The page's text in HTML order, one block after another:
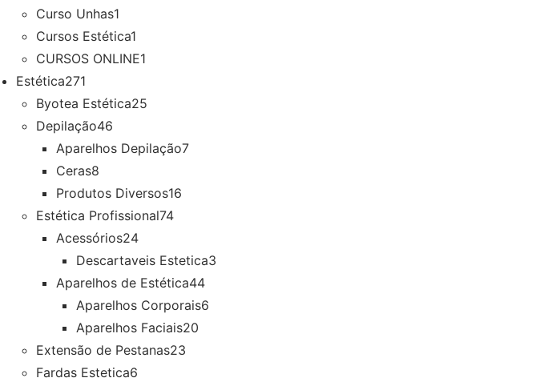
Curso Unhas1
Cursos Estética1
CURSOS ONLINE1
Estética271
Byotea Estética25
Depilação46
Aparelhos Depilação7
Ceras8
Produtos Diversos16
Estética Profissional74
Acessórios24
Descartaveis Estetica3
Aparelhos de Estética44
Aparelhos Corporais6
Aparelhos Faciais20
Extensão de Pestanas23
Fardas Estetica6